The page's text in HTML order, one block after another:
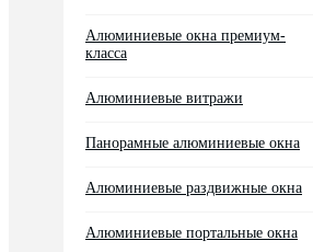
Алюминиевые окна премиум-
класса
Алюминиевые витражи
Панорамные алюминиевые окна
Алюминиевые раздвижные окна
Алюминиевые портальные окна